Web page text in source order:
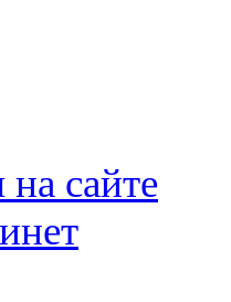
на сайте